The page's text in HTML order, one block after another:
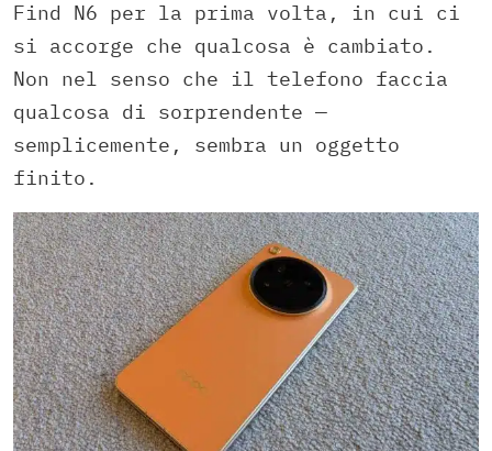
Find N6 per la prima volta, in cui ci
si accorge che qualcosa è cambiato.
Non nel senso che il telefono faccia
qualcosa di sorprendente —
semplicemente, sembra un oggetto
finito.